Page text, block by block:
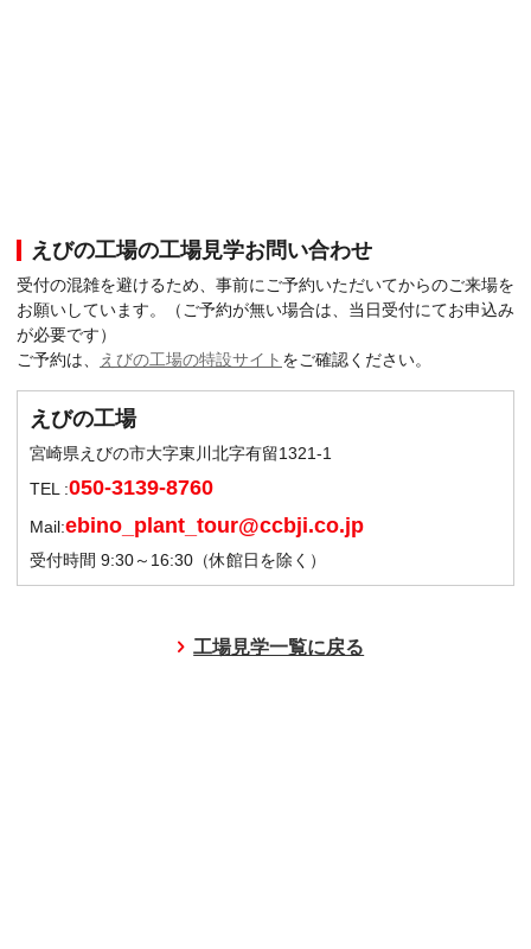
えびの工場の工場見学お問い合わせ
受付の混雑を避けるため、事前にご予約いただいてからのご来場を
お願いしています。（ご予約が無い場合は、当日受付にてお申込み
が必要です）
ご予約は、
えびの工場の特設サイト をご確認ください。
えびの工場
宮崎県えびの市大字東川北字有留1321-1
TEL :050-3139-8760
Mail:ebino_plant_tour@ccbji.co.jp
受付時間 9:30～16:30（休館日を除く）
工場見学一覧に戻る